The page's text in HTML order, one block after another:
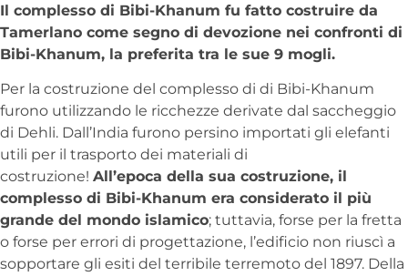
Il complesso di Bibi-Khanum fu fatto costruire da
Tamerlano come segno di devozione nei confronti di
Bibi-Khanum, la preferita tra le sue 9 mogli.
Per la costruzione del complesso di di Bibi-Khanum
furono utilizzando le ricchezze derivate dal saccheggio
di Dehli. Dall’India furono persino importati gli elefanti
utili per il trasporto dei materiali di
costruzione! All’epoca della sua costruzione, il
complesso di Bibi-Khanum era considerato il più
grande del mondo islamico; tuttavia, forse per la fretta
o forse per errori di progettazione, l’edificio non riuscì a
sopportare gli esiti del terribile terremoto del 1897. Della